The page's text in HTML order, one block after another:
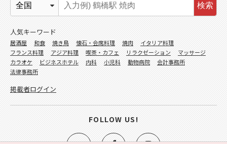
検索
人気キーワード
居酒屋 和食 焼き鳥 懐石・会席料理 焼肉
イタリア料理
フランス料理
アジア料理 喫茶・カフェ リラクゼーション
マッサージ
カラオケ
ビジネスホテル 内科 小児科 動物病院
会計事務所
法律事務所
掲載者ログイン
FOLLOW US!